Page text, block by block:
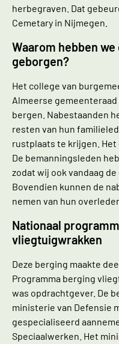
herbegraven. Dat
Cemetary in Nijmegen.
Waarom hebben
geborgen?
Het college van
Almeerse
bergen. Nabestaanden
resten van hun
rustplaats te krijgen. Het
De bemanningsleden
zodat wij ook vandaag
Bovendien kunnen de
nemen van hun
Nationaal
vliegtuigwrakken
Deze berging maakte
Programma berging
was opdrachtgever. De
ministerie van Defensie
gespecialiseerd
Speciaalwerken. Het